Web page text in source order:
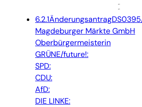
6.2.1Änderungsantrag
Magdeburger Märkte GmbH
Oberbürgermeisterin
GRÜNE/future!:
SPD:
CDU:
AfD:
DIE LINKE: